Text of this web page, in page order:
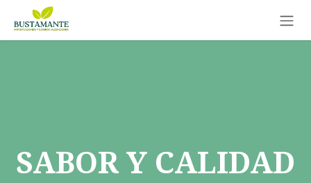
Ir al contenido
SABOR Y CALIDAD